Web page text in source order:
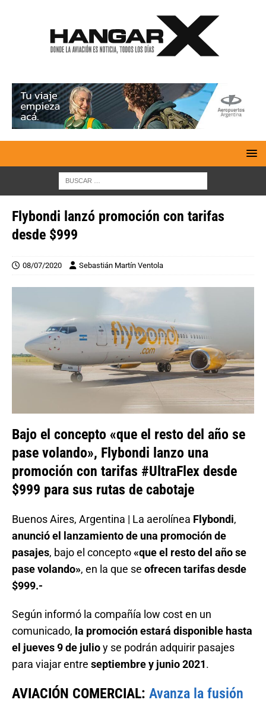
Flybondi lanzó promoción con tarifas
desde $999
08/07/2020 Sebastián Martín Ventola
Bajo el concepto «que el resto del año se
pase volando», Flybondi lanzo una
promoción con tarifas #UltraFlex desde
$999 para sus rutas de cabotaje
Buenos Aires, Argentina | La aerolínea Flybondi,
anunció el lanzamiento de una promoción de
pasajes, bajo el concepto«que el resto del año se
pase volando», en la que se ofrecen tarifas desde
$999.-
Según informó la compañía low cost en un
comunicado, la promoción estará disponible hasta
el jueves 9 de julioy se podrán adquirir pasajes
para viajar entre septiembre y junio 2021.
AVIACIÓN COMERCIAL: Avanza la fusión